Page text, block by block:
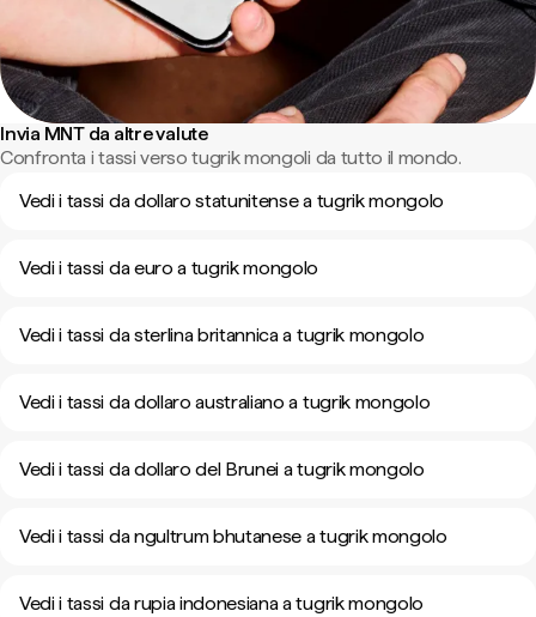
Invia MNT da altre valute
Confronta i tassi verso tugrik mongoli da tutto il mondo.
Vedi i tassi da dollaro statunitense a tugrik mongolo
Vedi i tassi da euro a tugrik mongolo
Vedi i tassi da sterlina britannica a tugrik mongolo
Vedi i tassi da dollaro australiano a tugrik mongolo
Vedi i tassi da dollaro del Brunei a tugrik mongolo
Vedi i tassi da ngultrum bhutanese a tugrik mongolo
Vedi i tassi da rupia indonesiana a tugrik mongolo